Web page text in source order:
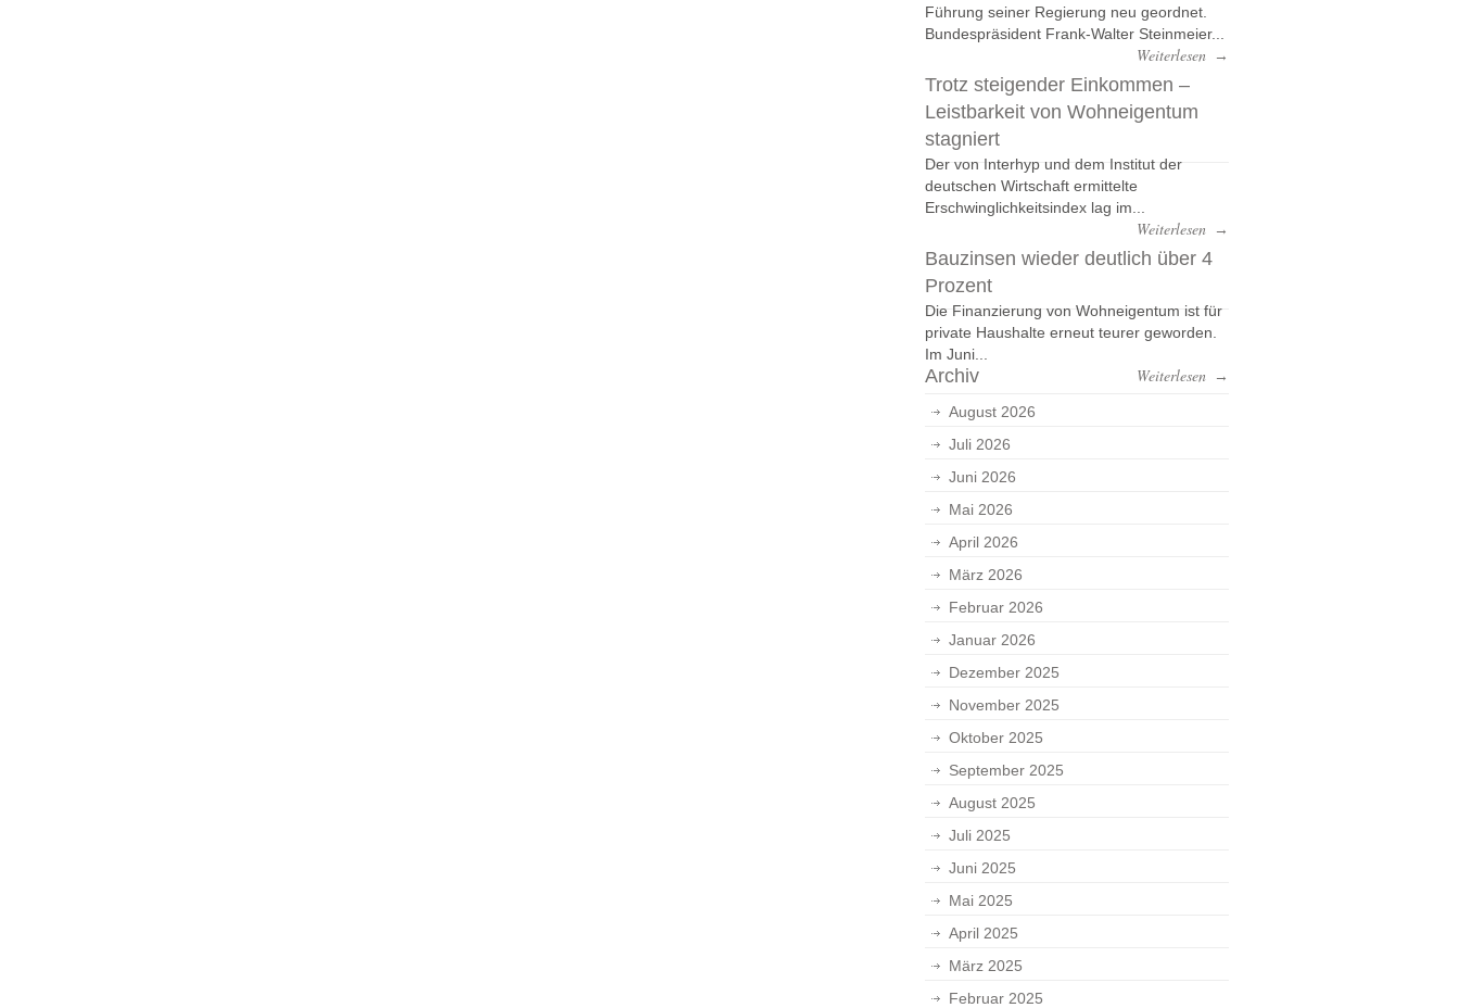
Führung seiner Regierung neu geordnet.
Bundespräsident Frank-Walter Steinmeier...
Weiterlesen →
Trotz steigender Einkommen –
Leistbarkeit von Wohneigentum
stagniert
Der von Interhyp und dem Institut der
deutschen Wirtschaft ermittelte
Erschwinglichkeitsindex lag im...
Weiterlesen →
Bauzinsen wieder deutlich über 4
Prozent
Die Finanzierung von Wohneigentum ist für
private Haushalte erneut teurer geworden.
Im Juni...
Weiterlesen →
Archiv
August 2026
Juli 2026
Juni 2026
Mai 2026
April 2026
März 2026
Februar 2026
Januar 2026
Dezember 2025
November 2025
Oktober 2025
September 2025
August 2025
Juli 2025
Juni 2025
Mai 2025
April 2025
März 2025
Februar 2025